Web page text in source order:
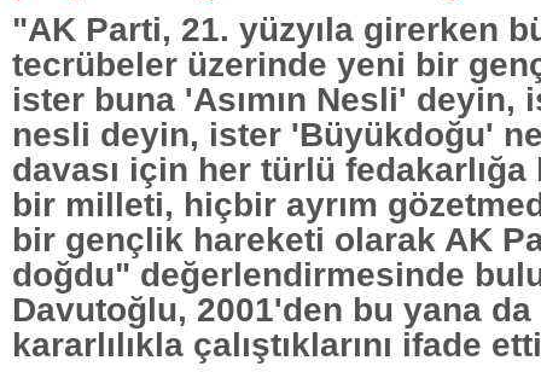
"AK Parti, 21. yüzyıla girerken
tecrübeler üzerinde yeni bir
ister buna 'Asımın Nesli' deyin,
nesli deyin, ister 'Büyükdoğu'
davası için her türlü fedakarlığa
bir milleti, hiçbir ayrım
bir gençlik hareketi olarak AK
doğdu" değerlendirmesinde
Davutoğlu, 2001'den bu yana
kararlılıkla çalıştıklarını ifade